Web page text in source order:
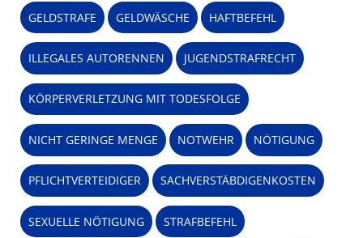
GELDSTRAFE GELDWÄSCHE HAFTBEFEHL
ILLEGALES AUTORENNEN JUGENDSTRAFRECHT
KÖRPERVERLETZUNG MIT TODESFOLGE
NICHT GERINGE MENGE NOTWEHR NÖTIGUNG
PFLICHTVERTEIDIGER SACHVERSTÄBDIGENKOSTEN
SEXUELLE NÖTIGUNG STRAFBEFEHL